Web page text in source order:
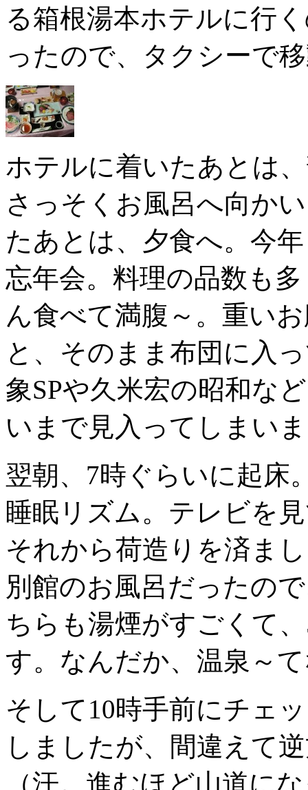
る箱根湯本ホテルに行
ったので、タクシーで
ホテルに着いたあとは
さっそくお風呂へ向か
たあとは、夕食へ。今
忘年会。料理の品数も
ん食べて満腹～。重い
と、そのまま布団に入
象SPや久米宏の昭和な
いまで見入ってしまい
翌朝、7時ぐらいに起床
睡眠リズム。テレビを
それから荷造りを済ま
別館のお風呂だったの
ちらも湯煙がすごくて
す。なんだか、温泉～
そして10時手前にチェ
しましたが、間違えて
（汗。進むほど山道に